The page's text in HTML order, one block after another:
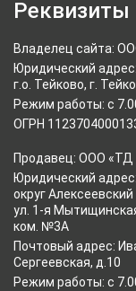
Реквизиты
Владелец сайта:
Юридический
г.о. Тейково, г.
Режим работы: с
ОГРН
Продавец: ООО «ТД
Юридический
округ Алексеевский
ул. 1-я
ком. №3А
Почтовый адрес:
Сергеевская, д.10
Режим работы: с